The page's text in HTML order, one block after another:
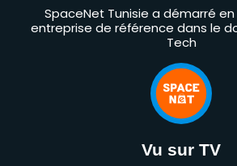
SpaceNet Tunisie a démarré
entreprise de référence dans le
Tech
Vu sur TV